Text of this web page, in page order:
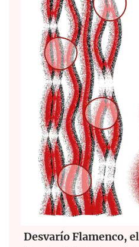
Desvarío Flamenco,